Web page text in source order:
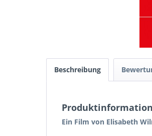
Beschreibung
Ein Film von Elisabeth